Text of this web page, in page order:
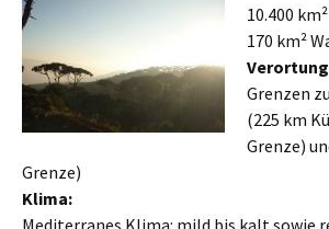
10.400
170 km²
Grenzen
(225 km
Grenze)
Grenze)
Klima:
Mediterranes Klima: mild bis kalt sowie